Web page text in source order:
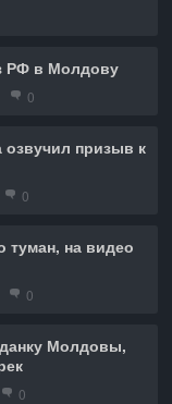
РФ в Молдову
0
озвучил призыв к
0
туман, на видео
0
Молдовы,
0